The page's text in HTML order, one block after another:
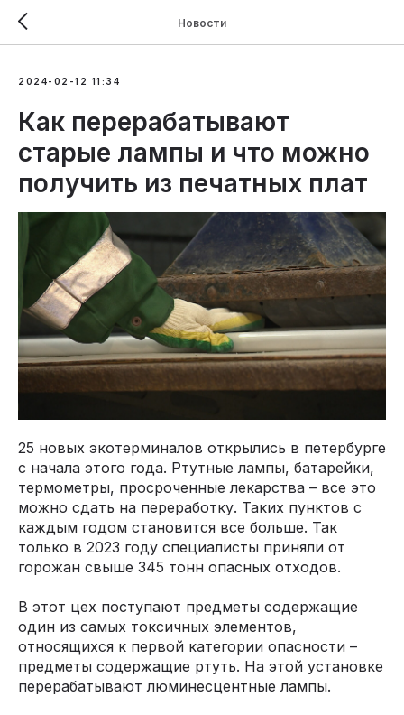
Новости
2024-02-12 11:34
Как перерабатывают
старые лампы и что можно
получить из печатных плат
25 новых экотерминалов открылись в петербурге
с начала этого года. Ртутные лампы, батарейки,
термометры, просроченные лекарства – все это
можно сдать на переработку. Таких пунктов с
каждым годом становится все больше. Так
только в 2023 году специалисты приняли от
горожан свыше 345 тонн опасных отходов.
В этот цех поступают предметы содержащие
один из самых токсичных элементов,
относящихся к первой категории опасности –
предметы содержащие ртуть. На этой установке
перерабатывают люминесцентные лампы.